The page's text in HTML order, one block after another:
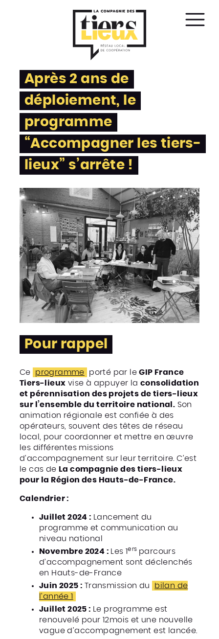
le
Après 2 ans de
déploiement, le
programme
“Accompagner les tiers-
lieux” s’arrête !
Pour rappel
Ce programme porté par leGIP France
Tiers-lieux vise à appuyer laconsolidation
et pérennisation des projets de tiers-lieux
sur l’ensemble du territoire national. Son
animation régionale est confiée à des
opérateurs, souvent des têtes de réseau
local, pour coordonner et mettre en œuvre
les différentes missions
d’accompagnement sur leur territoire. C’est
le cas de La compagnie des tiers-lieux
pour la Région des Hauts-de-France.
Calendrier :
Juillet 2024 : Lancement du
programme et communication au
niveau national
Novembre 2024 : Les 1ers parcours
d’accompagnement sont déclenchés
en Hauts-de-France
Juin 2025 : Transmission du
bilan de
l’année 1
Juillet 2025 : Le programme est
renouvelé pour 12mois et une nouvelle
vague d’accompagnement est lancée.